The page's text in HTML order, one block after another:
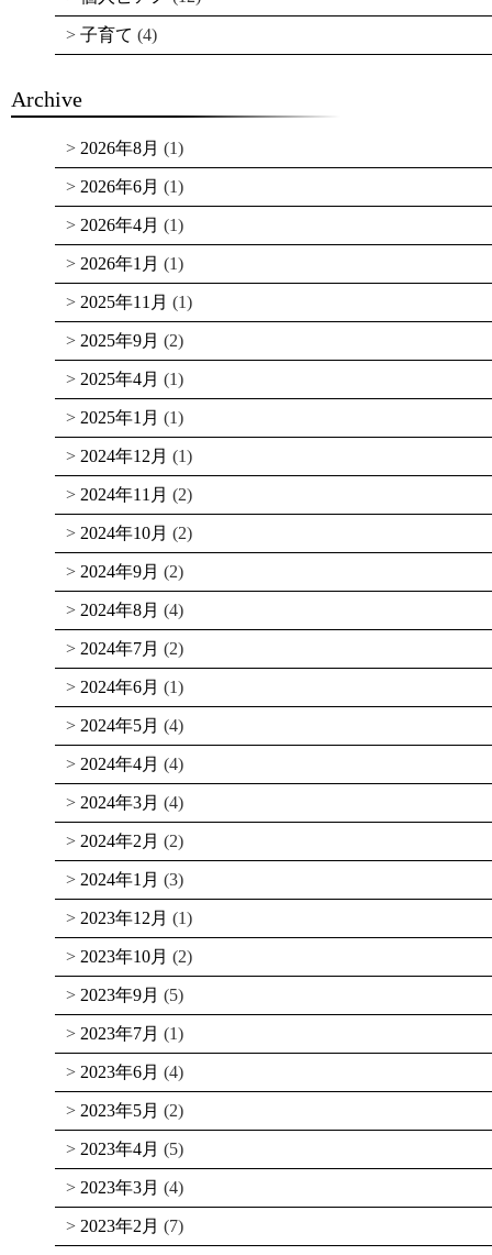
子育て (4)
Archive
2026年8月 (1)
2026年6月 (1)
2026年4月 (1)
2026年1月 (1)
2025年11月 (1)
2025年9月 (2)
2025年4月 (1)
2025年1月 (1)
2024年12月 (1)
2024年11月 (2)
2024年10月 (2)
2024年9月 (2)
2024年8月 (4)
2024年7月 (2)
2024年6月 (1)
2024年5月 (4)
2024年4月 (4)
2024年3月 (4)
2024年2月 (2)
2024年1月 (3)
2023年12月 (1)
2023年10月 (2)
2023年9月 (5)
2023年7月 (1)
2023年6月 (4)
2023年5月 (2)
2023年4月 (5)
2023年3月 (4)
2023年2月 (7)